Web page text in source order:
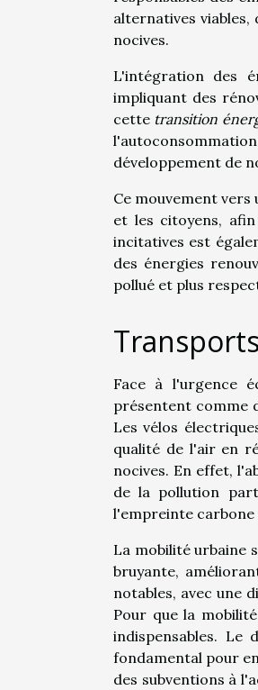
alternatives
nocives.
L'intégration des
impliquant des
cette transition
développement de
Ce mouvement
et les citoyens,
incitatives est
des énergies
pollué et plus
Face à l'urgence
présentent comme
Les vélos
qualité de l'air en
nocives. En effet,
de la pollution
l'empreinte carbone
La mobilité urbaine
bruyante,
notables, avec une
Pour que la
indispensables.
fondamental pour
des subventions à